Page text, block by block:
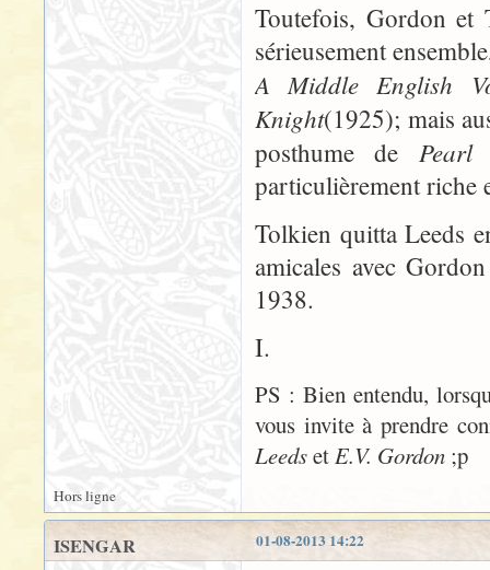
Toutefois, Gordon et
sérieusement
A Middle English
Knight(1925); mais
posthume de Pearl
particulièrement riche
Tolkien quitta Leeds
amicales avec
1938.
I.
PS : Bien entendu,
vous invite à prendre
LeedsetE.V. Gordon ;p
Hors ligne
01-08-2013 14:22
ISENGAR